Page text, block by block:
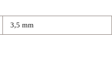
3,5 mm